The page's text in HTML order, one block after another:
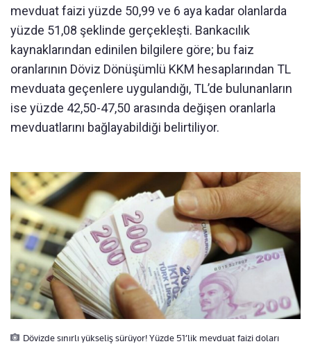
mevduat faizi yüzde 50,99 ve 6 aya kadar olanlarda
yüzde 51,08 şeklinde gerçekleşti. Bankacılık
kaynaklarından edinilen bilgilere göre; bu faiz
oranlarının Döviz Dönüşümlü KKM hesaplarından TL
mevduata geçenlere uygulandığı, TL’de bulunanların
ise yüzde 42,50-47,50 arasında değişen oranlarla
mevduatlarını bağlayabildiği belirtiliyor.
Dövizde sınırlı yükseliş sürüyor! Yüzde 51’lik mevduat faizi doları